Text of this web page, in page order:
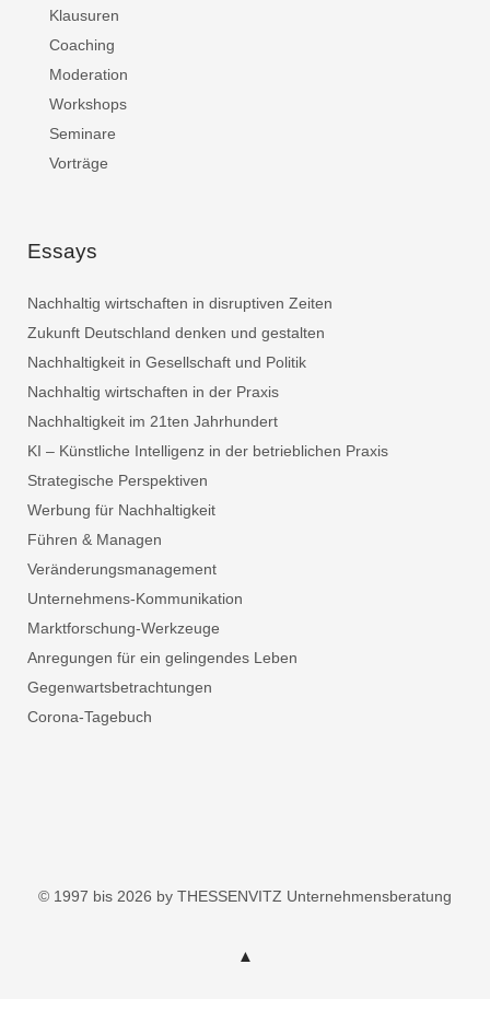
Klausuren
Coaching
Moderation
Workshops
Seminare
Vorträge
Essays
Nachhaltig wirtschaften in disruptiven Zeiten
Zukunft Deutschland denken und gestalten
Nachhaltigkeit in Gesellschaft und Politik
Nachhaltig wirtschaften in der Praxis
Nachhaltigkeit im 21ten Jahrhundert
KI – Künstliche Intelligenz in der betrieblichen Praxis
Strategische Perspektiven
Werbung für Nachhaltigkeit
Führen & Managen
Veränderungsmanagement
Unternehmens-Kommunikation
Marktforschung-Werkzeuge
Anregungen für ein gelingendes Leben
Gegenwartsbetrachtungen
Corona-Tagebuch
© 1997 bis 2026 by THESSENVITZ Unternehmensberatung